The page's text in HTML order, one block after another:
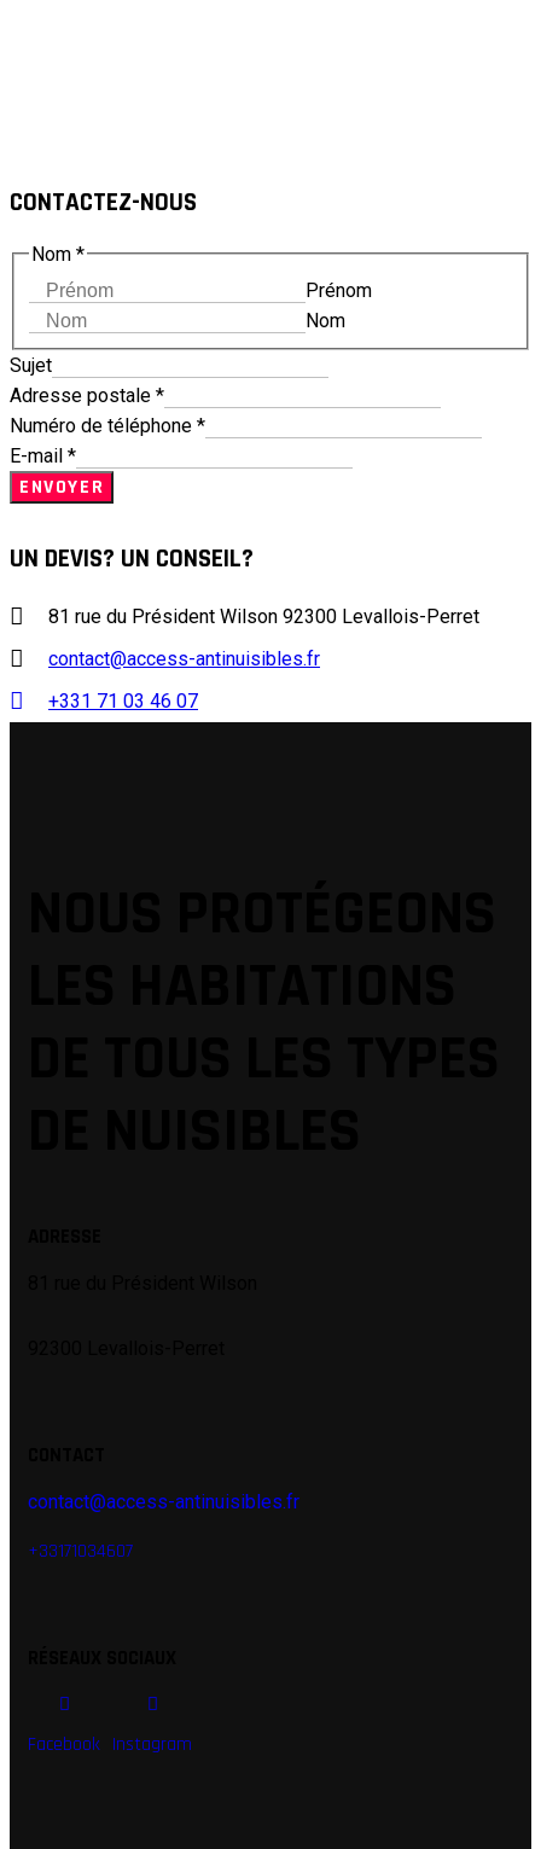
CONTACTEZ-NOUS
Nom *
Prénom
Nom
Sujet
Adresse postale *
Numéro de téléphone *
E-mail *
ENVOYER
UN DEVIS? UN CONSEIL?
81 rue du Président Wilson 92300 Levallois-Perret
contact@access-antinuisibles.fr
+331 71 03 46 07
contact@access-antinuisibles.fr
+33171034607
Facebook Instagram